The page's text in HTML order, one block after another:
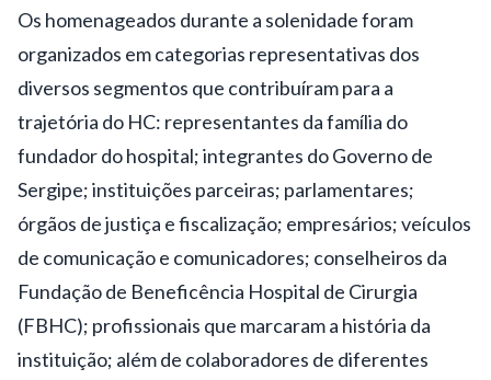
Os homenageados durante a solenidade foram
organizados em categorias representativas dos
diversos segmentos que contribuíram para a
trajetória do HC: representantes da família do
fundador do hospital; integrantes do Governo de
Sergipe; instituições parceiras; parlamentares;
órgãos de justiça e fiscalização; empresários; veículos
de comunicação e comunicadores; conselheiros da
Fundação de Beneficência Hospital de Cirurgia
(FBHC); profissionais que marcaram a história da
instituição; além de colaboradores de diferentes